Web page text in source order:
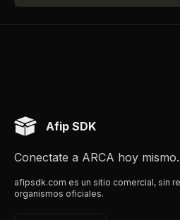
Afip SDK
Conectate a ARCA hoy mismo.
afipsdk.com es un sitio comercial, sin
organismos oficiales.